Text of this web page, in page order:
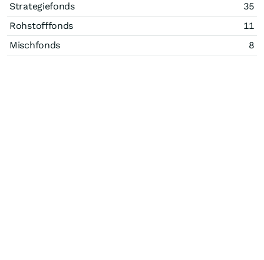
Strategiefonds
35
Rohstofffonds
11
Mischfonds
8